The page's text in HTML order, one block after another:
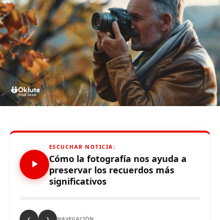
Trabajadores de EsSalud en huelga indefinida
Jefe de la Dircote sobre protestas: «Jóvenes fueron
captados por el movimiento islámico»
Comparte esto:
ESCUCHAR NOTICIA:
Cómo la fotografía nos ayuda a
preservar los recuerdos más
significativos